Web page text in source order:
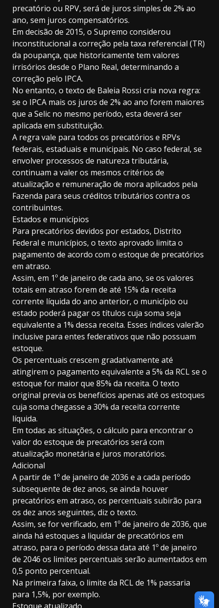
precatório ou RPV, será de juros simples de 2% ao
ano, sem juros compensatórios.
Em decisão de 2015, o Supremo considerou
inconstitucional a correção pela taxa referencial (TR)
da poupança, que historicamente tem valores
irrisórios desde o Plano Real, determinando a
correção pelo IPCA.
No entanto, o texto de Baleia Rossi cria nova regra:
se o IPCA mais os juros de 2% ao ano forem maiores
que a Selic no mesmo período, esta deverá ser
aplicada em substituição.
A regra vale para todos os precatórios e RPVs
federais, estaduais e municipais. No caso federal, se
envolver processos de natureza tributária,
continuam a valer os mesmos critérios de
atualização e remuneração de mora aplicados pela
Fazenda para seus créditos tributários contra os
contribuintes.
Estados e municípios
Para precatórios devidos por estados, Distrito
Federal e municípios, o texto aprovado limita o
pagamento de acordo com o estoque de precatórios
em atraso.
Assim, em 1º de janeiro de cada ano, se os valores
totais em atraso forem de até 15% da receita
corrente líquida do ano anterior, o município ou
estado poderá pagar os títulos cuja soma seja
equivalente a 1% dessa receita. Esses índices valerão
inclusive para entes federativos que não possuam
estoque.
Os percentuais crescem gradativamente até
atingirem o pagamento equivalente a 5% da RCL se o
estoque for maior que 85% da receita. O texto
original previa os benefícios apenas até os estoques
cuja soma chegasse a 30% da receita corrente
líquida.
Em todas as situações, o cálculo para encontrar o
valor do estoque de precatórios será com
atualização monetária e juros moratórios.
Adicional
A partir de 1º de janeiro de 2036 e a cada período
subsequente de dez anos, se ainda houver
precatórios em atraso, os percentuais subirão para
os dez anos seguintes, diz o texto.
Assim, se for verificado, em 1º de janeiro de 2036, que
ainda há estoques a liquidar de precatórios em
atraso, para o período dessa data até 1º de janeiro
de 2046 os limites percentuais serão aumentados em
0,5 ponto percentual.
Na primeira faixa, o limite da RCL de 1% passaria
para 1,5%, por exemplo.